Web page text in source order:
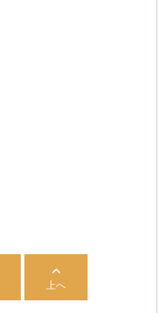

上へ